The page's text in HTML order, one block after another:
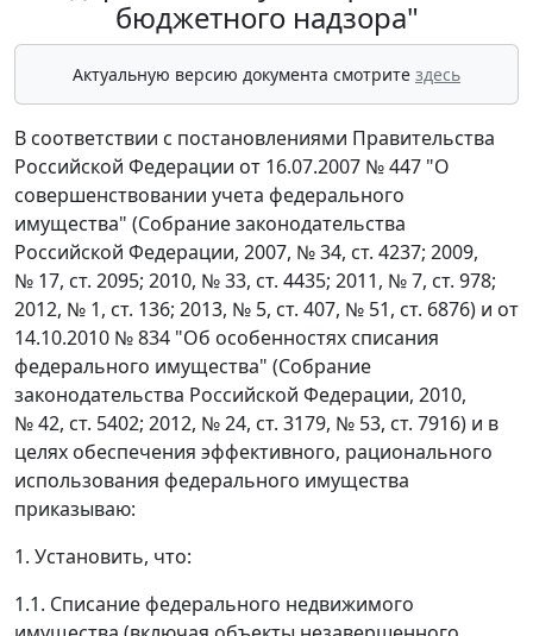
бюджетного надзора"
Актуальную версию документа смотрите здесь
В соответствии с постановлениями Правительства
Российской Федерации от 16.07.2007 № 447 "О
совершенствовании учета федерального
имущества" (Собрание законодательства
Российской Федерации, 2007, № 34, ст. 4237; 2009,
№ 17, ст. 2095; 2010, № 33, ст. 4435; 2011, № 7, ст. 978;
2012, № 1, ст. 136; 2013, № 5, ст. 407, № 51, ст. 6876) и от
14.10.2010 № 834 "Об особенностях списания
федерального имущества" (Собрание
законодательства Российской Федерации, 2010,
№ 42, ст. 5402; 2012, № 24, ст. 3179, № 53, ст. 7916) и в
целях обеспечения эффективного, рационального
использования федерального имущества
приказываю:
1. Установить, что:
1.1. Списание федерального недвижимого